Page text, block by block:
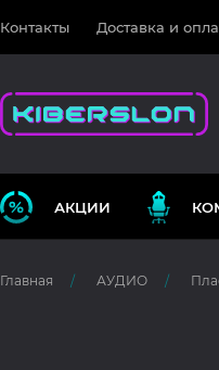
Контакты Доставка и
АКЦИИ
Главная АУДИО